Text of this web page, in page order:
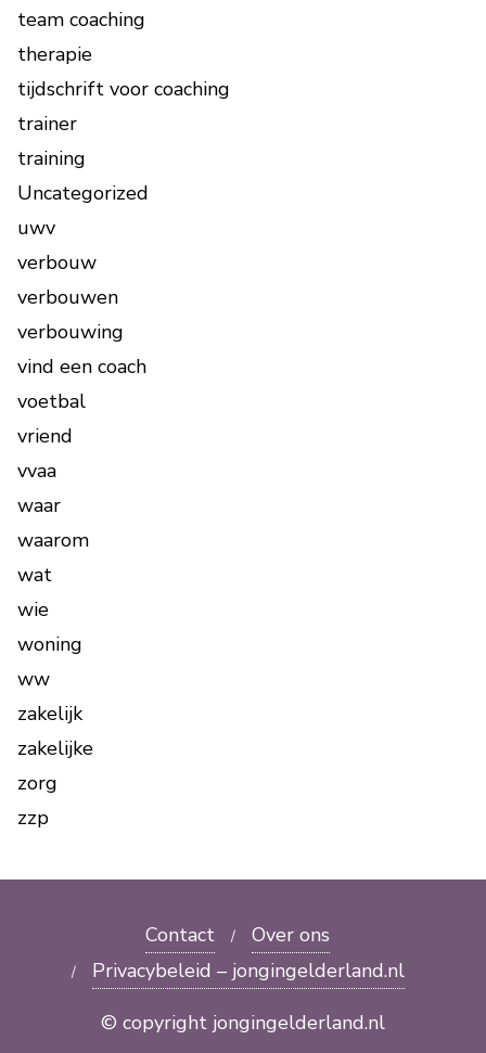
team coaching
therapie
tijdschrift voor coaching
trainer
training
Uncategorized
uwv
verbouw
verbouwen
verbouwing
vind een coach
voetbal
vriend
vvaa
waar
waarom
wat
wie
woning
ww
zakelijk
zakelijke
zorg
zzp
Contact
Over ons
Privacybeleid – jongingelderland.nl
© copyright jongingelderland.nl